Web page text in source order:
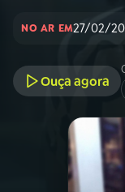
NO AR EM27/02/
Ouça agora